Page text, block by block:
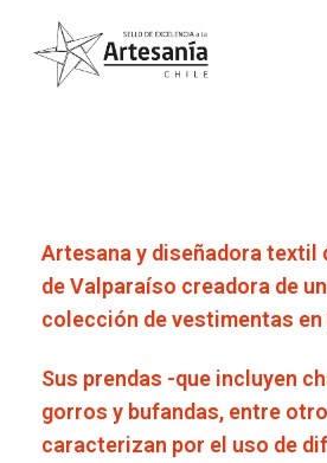
Artesana y diseñadora textil
de Valparaíso creadora de
colección de vestimentas en
Sus prendas -que incluyen
gorros y bufandas, entre
caracterizan por el uso de